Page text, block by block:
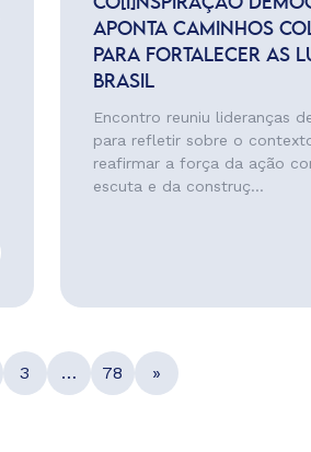
APONTA CAMINHOS
PARA FORTALECER AS
BRASIL
Encontro reuniu lideranças
para refletir sobre o
reafirmar a força da ação
escuta e da construç...
3 … 78 »